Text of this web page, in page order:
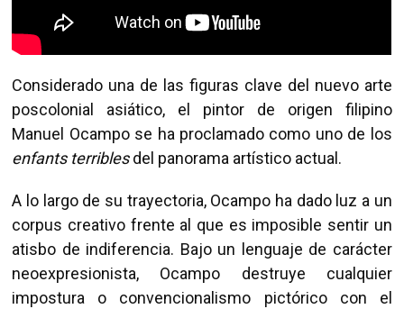
Considerado una de las figuras clave del nuevo arte
poscolonial asiático, el pintor de origen filipino
Manuel Ocampo se ha proclamado como uno de los
enfants terriblesdel panorama artístico actual.
A lo largo de su trayectoria, Ocampo ha dado luz a un
corpus creativo frente al que es imposible sentir un
atisbo de indiferencia. Bajo un lenguaje de carácter
neoexpresionista, Ocampo destruye cualquier
impostura o convencionalismo pictórico con el